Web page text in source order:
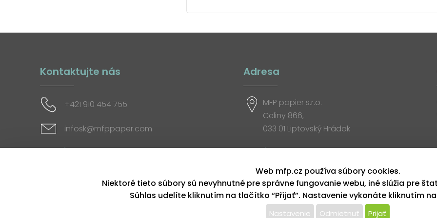
Kontaktujte nás
+421 910 454 755
infosk@mfppaper.com
Sociálne siete
Adresa
MFP papier s.r.o.
Celiny 866,
033 01 Liptovský Hrádok
Otváracia doba
Web mfp.cz používa súbory cookies.
Niektoré tieto súbory sú nevyhnutné pre správne fungovanie webu, iné slúžia pre
Súhlas udelíte kliknutím na tlačítko “Přijať”. Nastavenie vykonáte kliknutím
Nastavenie Odmietnuť Prijať